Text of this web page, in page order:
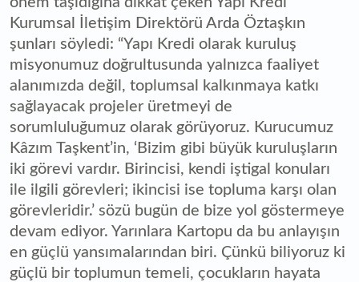
Kurumsal İletişim Direktörü Arda Öztaşkın
şunları söyledi: “Yapı Kredi olarak kuruluş
misyonumuz doğrultusunda yalnızca faaliyet
alanımızda değil, toplumsal kalkınmaya katkı
sağlayacak projeler üretmeyi de
sorumluluğumuz olarak görüyoruz. Kurucumuz
Kâzım Taşkent’in, ‘Bizim gibi büyük kuruluşların
iki görevi vardır. Birincisi, kendi iştigal konuları
ile ilgili görevleri; ikincisi ise topluma karşı olan
görevleridir.’ sözü bugün de bize yol göstermeye
devam ediyor. Yarınlara Kartopu da bu anlayışın
en güçlü yansımalarından biri. Çünkü biliyoruz ki
güçlü bir toplumun temeli, çocukların hayata